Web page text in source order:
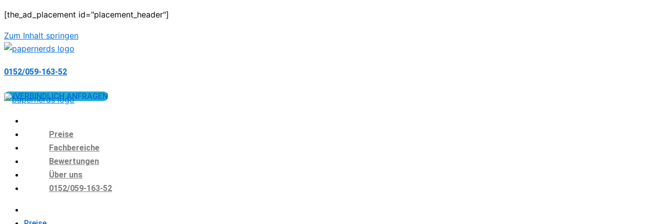
[the_ad_placement id="placement_header"]
Zum Inhalt springen
0152/059-163-52
UNVERBINDLICH ANFRAGEN
Preise
Fachbereiche
Bewertungen
Über uns
0152/059-163-52